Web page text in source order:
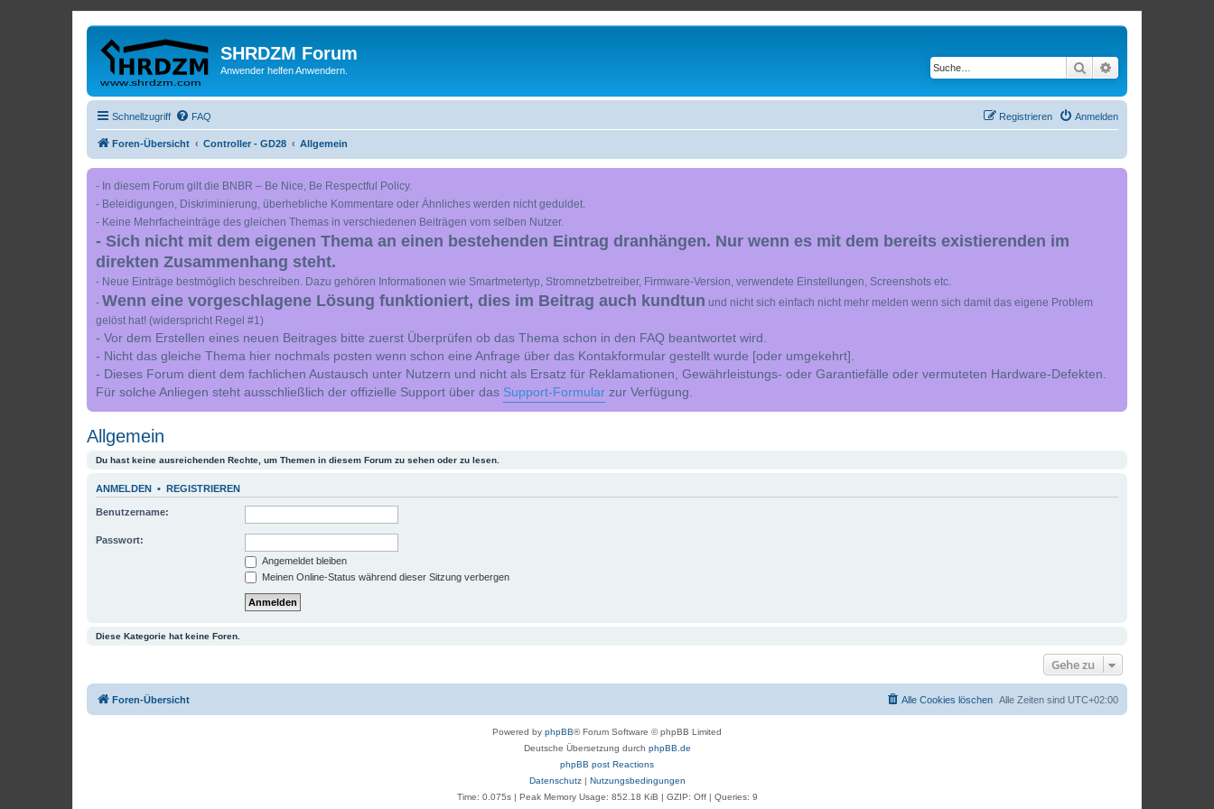
SHRDZM Forum
Anwender helfen Anwendern. Suche
Schnellzugriff FAQ Anmelden
Registrieren
Foren-Übersicht Controller - GD28 Allgemein
- In diesem Forum gilt die BNBR – Be Nice, Be Respectful Policy.
- Beleidigungen, Diskriminierung, überhebliche Kommentare oder Ähnliches werden nicht geduldet.
- Keine Mehrfacheinträge des gleichen Themas in verschiedenen Beiträgen vom selben Nutzer.
- Sich nicht mit dem eigenen Thema an einen bestehenden Eintrag dranhängen. Nur wenn es mit dem bereits existierenden im
direkten Zusammenhang steht.
- Neue Einträge bestmöglich beschreiben. Dazu gehören Informationen wie Smartmetertyp, Stromnetzbetreiber, Firmware-Version, verwendete Einstellungen, Screenshots etc.
- Wenn eine vorgeschlagene Lösung funktioniert, dies im Beitrag auch kundtun und nicht sich einfach nicht mehr melden wenn sich damit das eigene Problem
gelöst hat! (widerspricht Regel #1)
- Vor dem Erstellen eines neuen Beitrages bitte zuerst Überprüfen ob das Thema schon in den FAQ beantwortet wird.
- Nicht das gleiche Thema hier nochmals posten wenn schon eine Anfrage über das Kontakformular gestellt wurde [oder umgekehrt].
- Dieses Forum dient dem fachlichen Austausch unter Nutzern und nicht als Ersatz für Reklamationen, Gewährleistungs- oder Garantiefälle oder vermuteten Hardware-Defekten.
Für solche Anliegen steht ausschließlich der offizielle Support über das Support-Formular zur Verfügung.
Allgemein
Du hast keine ausreichenden Rechte, um Themen in diesem Forum zu sehen oder zu lesen.
ANMELDEN • REGISTRIEREN
Benutzername:
Passwort:
Angemeldet bleiben
Meinen Online-Status während dieser Sitzung verbergen
Diese Kategorie hat keine Foren.
Gehe zu
Foren-Übersicht Alle Zeiten sind UTC+02:00
Alle Cookies löschen
Powered by phpBB® Forum Software © phpBB Limited
Deutsche Übersetzung durch phpBB.de
phpBB post Reactions
Datenschutz| Nutzungsbedingungen
Time: 0.075s| Peak Memory Usage: 852.18 KiB | GZIP: Off | Queries: 9